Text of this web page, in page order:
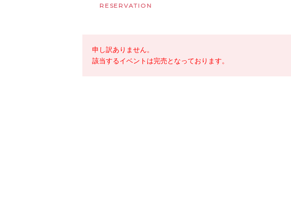
RESERVATION
申し訳ありません。
該当するイベントは完売となっております。